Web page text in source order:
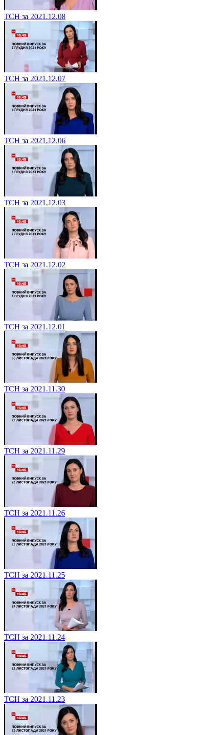
ТСН за 2021.12.08
ТСН за 2021.12.07
ТСН за 2021.12.06
ТСН за 2021.12.03
ТСН за 2021.12.02
ТСН за 2021.12.01
ТСН за 2021.11.30
ТСН за 2021.11.29
ТСН за 2021.11.26
ТСН за 2021.11.25
ТСН за 2021.11.24
ТСН за 2021.11.23